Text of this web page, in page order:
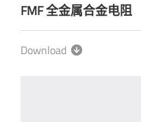
FMF 全金属合金电阻
Download